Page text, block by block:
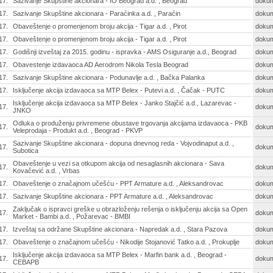
Sazivanje Skupštine akcionara - Paraćinka a.d. , Paraćin
Obaveštenje o promenjenom broju akcija - Tigar a.d. , Pirot
Obaveštenje o promenjenom broju akcija - Tigar a.d. , Pirot
Godišnji izveštaj za 2015. godinu - ispravka - AMS Osiguranje a.d., Beograd
Obavestenje izdavaoca AD Aerodrom Nikola Tesla Beograd
Sazivanje Skupštine akcionara - Podunavlje a.d. , Bačka Palanka
Isključenje akcija izdavaoca sa MTP Belex - Putevi a.d. , Čačak - PUTC
Isključenje akcija izdavaoca sa MTP Belex - Janko Stajčić a.d., Lazarevac -
JNKO
Odluka o produženju privremene obustave trgovanja akcijama izdavaoca - PKB
Veleprodaja - Produkt a.d. , Beograd - PKVP
Sazivanje Skupštine akcionara - dopuna dnevnog reda - Vojvodinaput a.d. ,
Subotica
Obaveštenje u vezi sa otkupom akcija od nesaglasnih akcionara - Sava
Kovačević a.d. , Vrbas
Obaveštenje o značajnom učešću - PPT Armature a.d. , Aleksandrovac
Sazivanje Skupštine akcionara - PPT Armature a.d. , Aleksandrovac
Zaključak o ispravci greške u obrazloženju rešenja o isključenju akcija sa Open
Market - Bambi a.d. , Požarevac - BMBI
Izveštaj sa održane Skupštine akcionara - Napredak a.d. , Stara Pazova
Obaveštenje o značajnom učešću - Nikodije Stojanović Tatko a.d. , Prokuplje
Isključenje akcija izdavaoca sa MTP Belex - Marfin bank a.d. , Beograd -
CEBAPB